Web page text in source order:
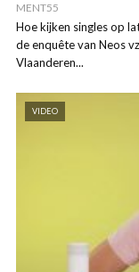
MENT55
Hoe kijken singles op
de enquête van Neos
Vlaanderen...
VIDEO